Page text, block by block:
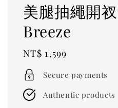
美腿抽繩開
Breeze
Regular
price
NT$ 1,599
Secure payments
Authentic products